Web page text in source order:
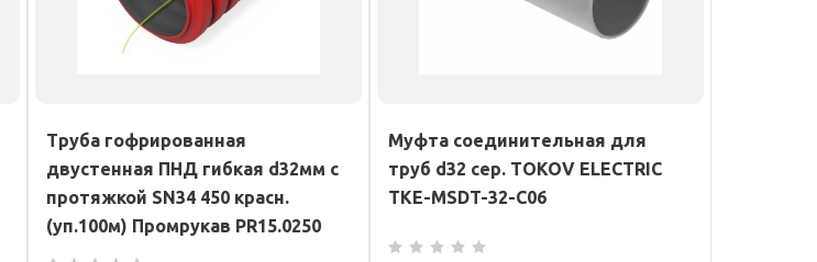
Труба гофрированная
двустенная ПНД гибкая d32мм с
протяжкой SN34 450 красн.
(уп.100м) Промрукав PR15.0250
Муфта соединительная для
труб d32 сер. TOKOV ELECTRIC
TKE-MSDT-32-C06